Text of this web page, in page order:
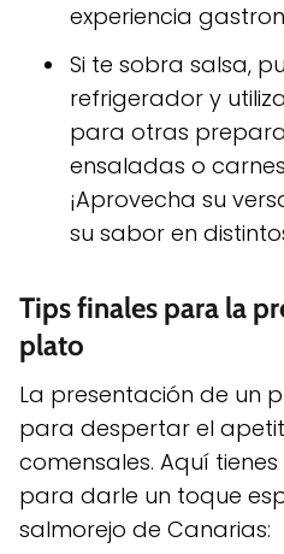
experiencia
Si te sobra salsa,
refrigerador y
para otras
ensaladas o
¡Aprovecha su
su sabor en
Tips finales para la
plato
La presentación de un
para despertar el
comensales. Aquí
para darle un toque
salmorejo de Canarias: